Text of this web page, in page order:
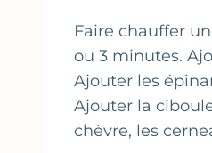
Faire chauffer
ou 3 minutes.
Ajouter les
Ajouter la
chèvre, les